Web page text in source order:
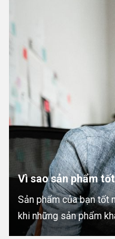
Vì sao sản phẩm
Sản phẩm của bạn tốt
khi những sản phẩm